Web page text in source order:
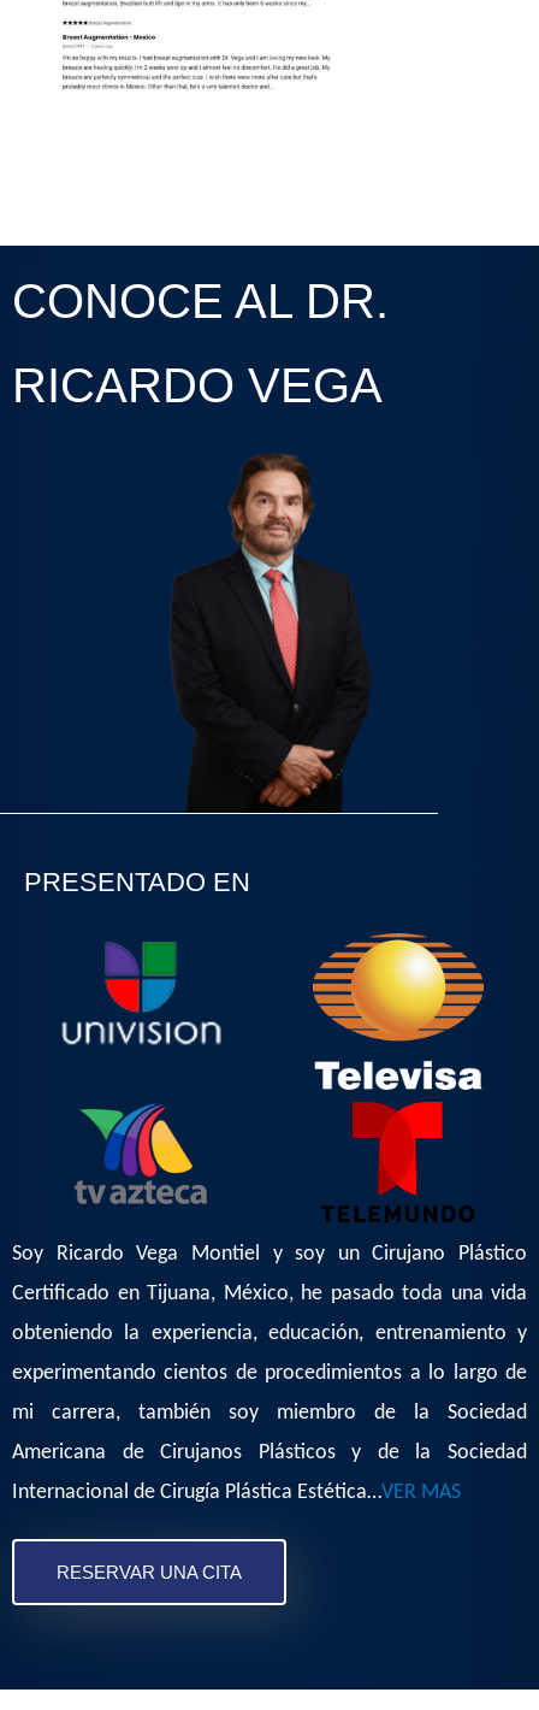
CONOCE AL DR.
RICARDO VEGA
PRESENTADO EN
Soy Ricardo Vega Montiel y soy un Cirujano Plástico
Certificado en Tijuana, México, he pasado toda una vida
obteniendo la experiencia, educación, entrenamiento y
experimentando cientos de procedimientos a lo largo de
mi carrera, también soy miembro de la Sociedad
Americana de Cirujanos Plásticos y de la Sociedad
Internacional de Cirugía Plástica Estética…VER MAS
RESERVAR UNA CITA